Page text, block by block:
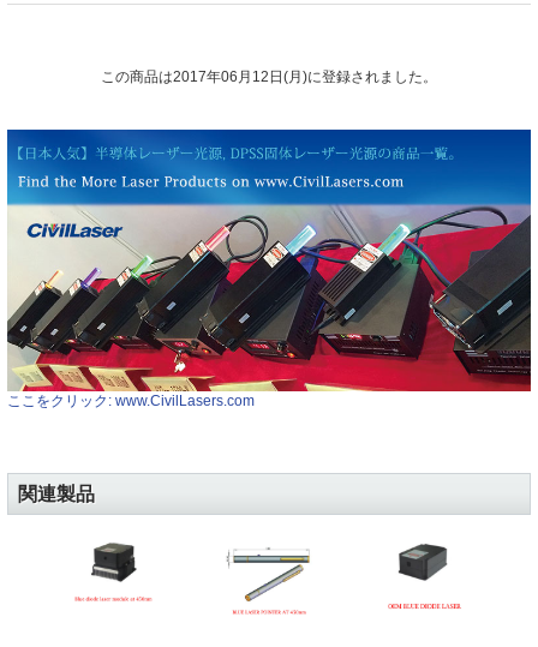
この商品は2017年06月12日(月)に登録されました。
ここをクリック: www.CivilLasers.com
関連製品